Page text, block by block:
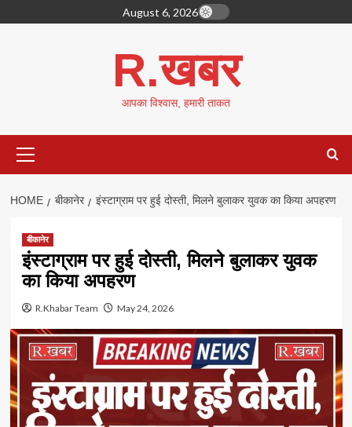
to
August 6, 2026
R.खबर
आपका विश्वास, हमारी ताकत
Menu
HOME बीकानेर इंस्टाग्राम पर हुई दोस्ती, मिलने बुलाकर युवक का किया अपहरण
बीकानेर
इंस्टाग्राम पर हुई दोस्ती, मिलने बुलाकर युवक
का किया अपहरण
R.Khabar Team May 24, 2026